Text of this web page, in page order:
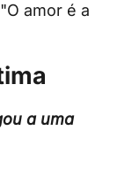
amor é a
a uma